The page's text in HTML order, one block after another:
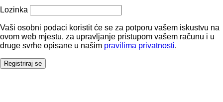
Lozinka
Vaši osobni podaci koristit će se za potporu vašem iskustvu na
ovom web mjestu, za upravljanje pristupom vašem računu i u
druge svrhe opisane u našim pravilima privatnosti.
Registriraj se